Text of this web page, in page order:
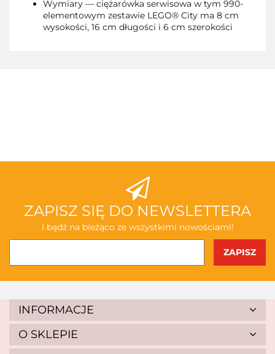
Wymiary — ciężarówka serwisowa w tym 990-
elementowym zestawie LEGO® City ma 8 cm
wysokości, 16 cm długości i 6 cm szerokości
ABAKUS
AKSJOMAT
ZAPISZ SIĘ DO NEWSLETTERA
I bądź na bieżąco ze wszystkimi nowościami!
INFORMACJE
O SKLEPIE